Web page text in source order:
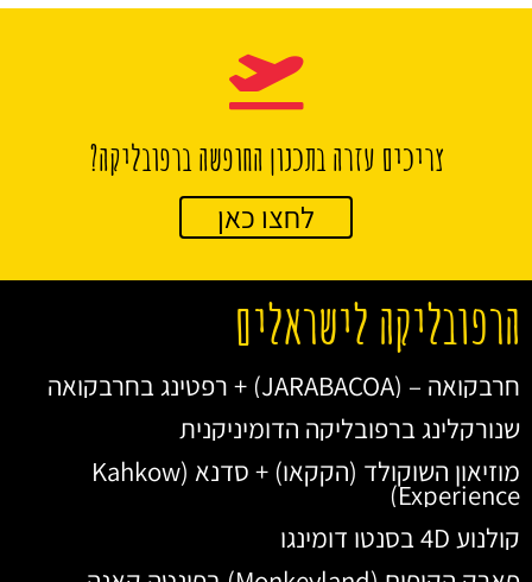
צריכים עזרה בתכנון החופשה ברפובליקה?
לחצו כאן
הרפובליקה לישראלים
חרבקואה – (JARABACOA) + רפטינג בחרבקואה
שנורקלינג ברפובליקה הדומיניקנית
מוזיאון השוקולד (הקקאו) + סדנא (Kahkow
Experience)
קולנוע 4D בסנטו דומינגו